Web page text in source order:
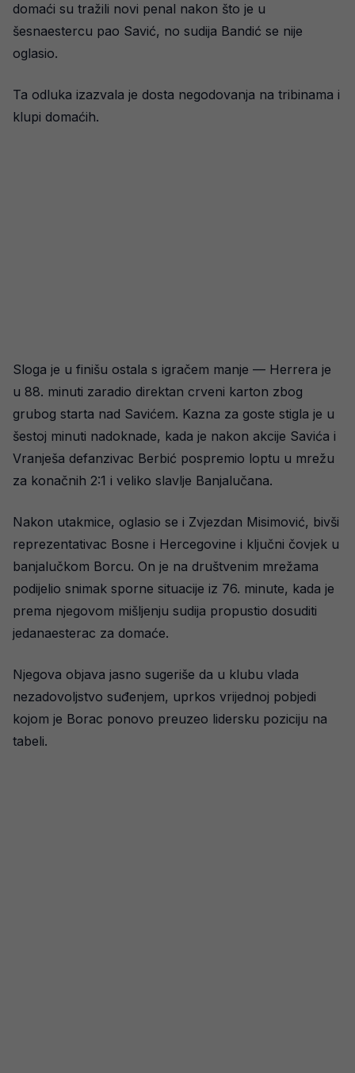
domaći su tražili novi penal nakon što je u
šesnaestercu pao Savić, no sudija Bandić se nije
oglasio.
Ta odluka izazvala je dosta negodovanja na tribinama i
klupi domaćih.
Sloga je u finišu ostala s igračem manje — Herrera je
u 88. minuti zaradio direktan crveni karton zbog
grubog starta nad Savićem. Kazna za goste stigla je u
šestoj minuti nadoknade, kada je nakon akcije Savića i
Vranješa defanzivac Berbić pospremio loptu u mrežu
za konačnih 2:1 i veliko slavlje Banjalučana.
Nakon utakmice, oglasio se i Zvjezdan Misimović, bivši
reprezentativac Bosne i Hercegovine i ključni čovjek u
banjalučkom Borcu. On je na društvenim mrežama
podijelio snimak sporne situacije iz 76. minute, kada je
prema njegovom mišljenju sudija propustio dosuditi
jedanaesterac za domaće.
Njegova objava jasno sugeriše da u klubu vlada
nezadovoljstvo suđenjem, uprkos vrijednoj pobjedi
kojom je Borac ponovo preuzeo lidersku poziciju na
tabeli.